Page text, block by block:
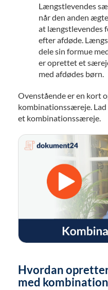
Længstlevendes
når den anden
at længstlevendes
efter afdøde.
dele sin formue
er oprettet et
med afdødes børn.
Ovenstående er en kort
kombinationssæreje.
et kombinationssæreje.
Hvordan
med